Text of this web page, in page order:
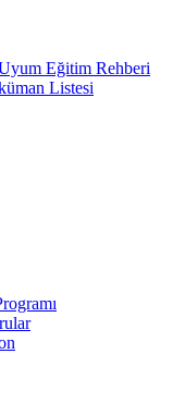
Eğitim Rehberi
Listesi